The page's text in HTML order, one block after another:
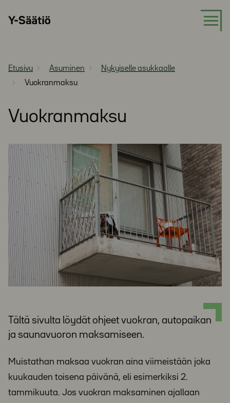
suoraan
Y-
Etusivu Asuminen
Nykyiselle asukkaalle
Vuokranmaksu
Vuokranmaksu
Tältä sivulta löydät ohjeet vuokran, autopaikan
ja saunavuoron maksamiseen.
Muistathan maksaa vuokran aina viimeistään joka
kuukauden toisena päivänä, eli esimerkiksi 2.
tammikuuta. Jos vuokran maksaminen ajallaan